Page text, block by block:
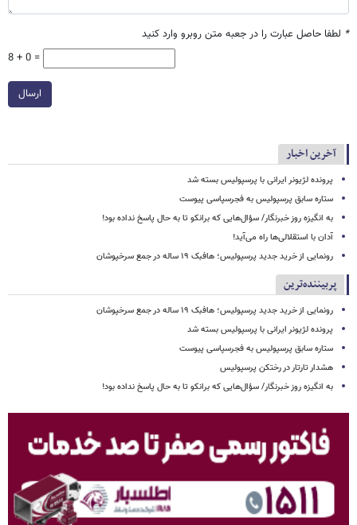
* لطفا حاصل عبارت را در جعبه متن روبرو وارد کنید
8 + 0 =
ارسال
آخرین اخبار
پرونده لژیونر ایرانی با پرسپولیس بسته شد
ستاره سابق پرسپولیس به فجرسپاسی پیوست
به انگیزه روز خبرنگار/ سؤال‌هایی که برانکو تا به حال پاسخ نداده بود!
آدان با استقلالی‌ها راه می‌آید!
رونمایی از خرید جدید پرسپولیس؛ هافبک ۱۹ ساله در جمع سرخپوشان
پربیننده‌ترین
رونمایی از خرید جدید پرسپولیس؛ هافبک ۱۹ ساله در جمع سرخپوشان
پرونده لژیونر ایرانی با پرسپولیس بسته شد
ستاره سابق پرسپولیس به فجرسپاسی پیوست
هشدار تارتار در رختکن پرسپولیس
به انگیزه روز خبرنگار/ سؤال‌هایی که برانکو تا به حال پاسخ نداده بود!